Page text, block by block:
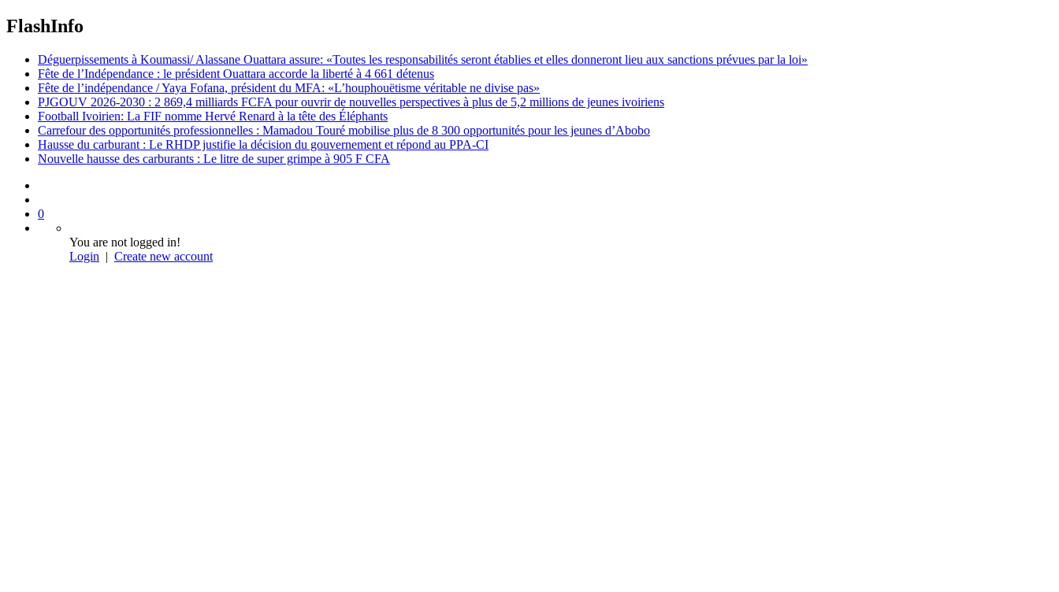
FlashInfo
Déguerpissements à Koumassi/ Alassane Ouattara assure: «Toutes les responsabilités seront établies et elles donneront lieu aux sanctions prévues par la loi»
Fête de l’Indépendance : le président Ouattara accorde la liberté à 4 661 détenus
Fête de l’indépendance / Yaya Fofana, président du MFA: «L’houphouëtisme véritable ne divise pas»
PJGOUV 2026-2030 : 2 869,4 milliards FCFA pour ouvrir de nouvelles perspectives à plus de 5,2 millions de jeunes ivoiriens
Football Ivoirien: La FIF nomme Hervé Renard à la tête des Éléphants
Carrefour des opportunités professionnelles : Mamadou Touré mobilise plus de 8 300 opportunités pour les jeunes d’Abobo
Hausse du carburant : Le RHDP justifie la décision du gouvernement et répond au PPA-CI
Nouvelle hausse des carburants : Le litre de super grimpe à 905 F CFA
0
You are not logged in!
Login | Create new account